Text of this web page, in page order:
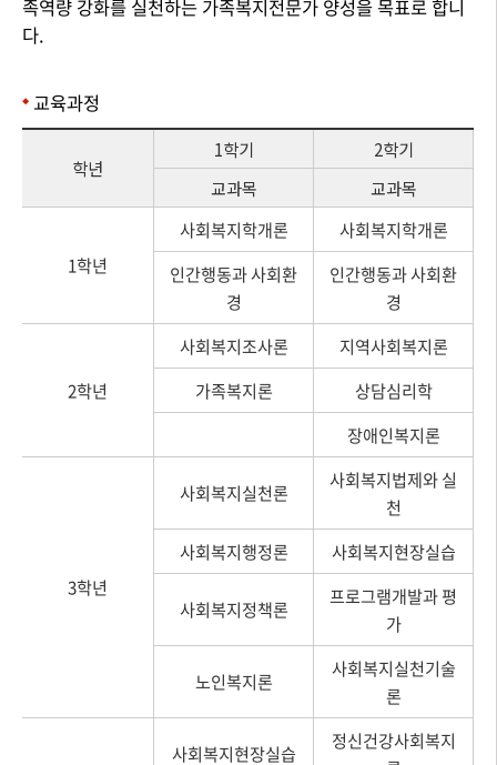
족역량 강화를 실천하는 가족복지전문가 양성을 목표로 합니
다.
교육과정
학년
1학기
2학기
교과목
교과목
1학년
사회복지학개론
사회복지학개론
인간행동과 사회환
경
인간행동과 사회환
경
2학년
사회복지조사론
지역사회복지론
가족복지론
상담심리학
장애인복지론
3학년
사회복지실천론
사회복지법제와 실
천
사회복지행정론
사회복지현장실습
사회복지정책론
프로그램개발과 평
가
노인복지론
사회복지실천기술
론
사회복지현장실습
정신건강사회복지